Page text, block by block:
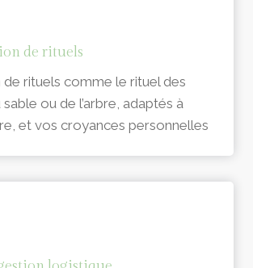
de rituels
rituels comme le rituel des
ou de l’arbre, adaptés à
et vos croyances personnelles